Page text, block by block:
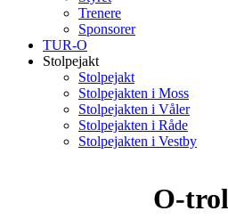
Trenere
Sponsorer
TUR-O
Stolpejakt
Stolpejakt
Stolpejakten i Moss
Stolpejakten i Våler
Stolpejakten i Råde
Stolpejakten i Vestby
O-